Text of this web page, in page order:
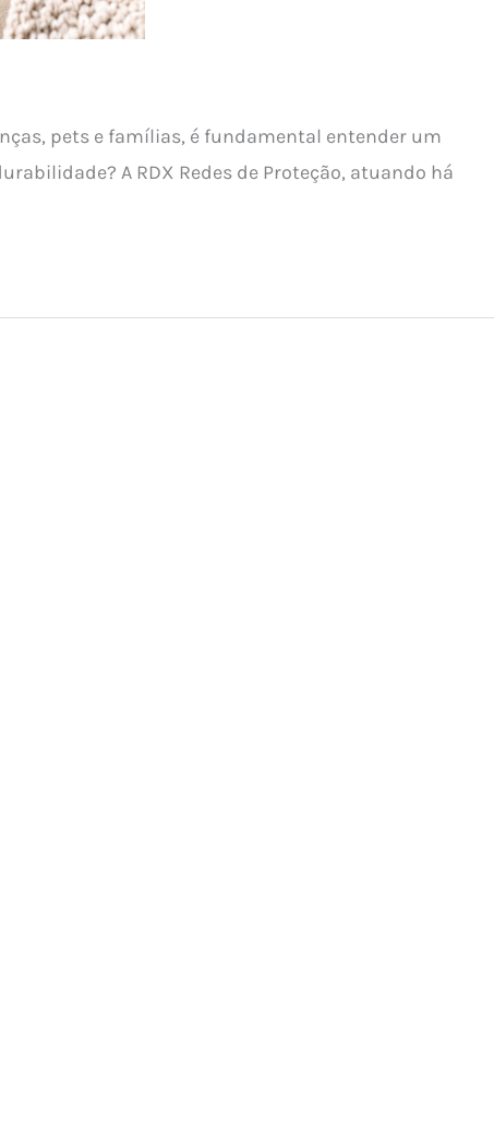
pets e famílias, é fundamental entender um
A RDX Redes de Proteção, atuando há